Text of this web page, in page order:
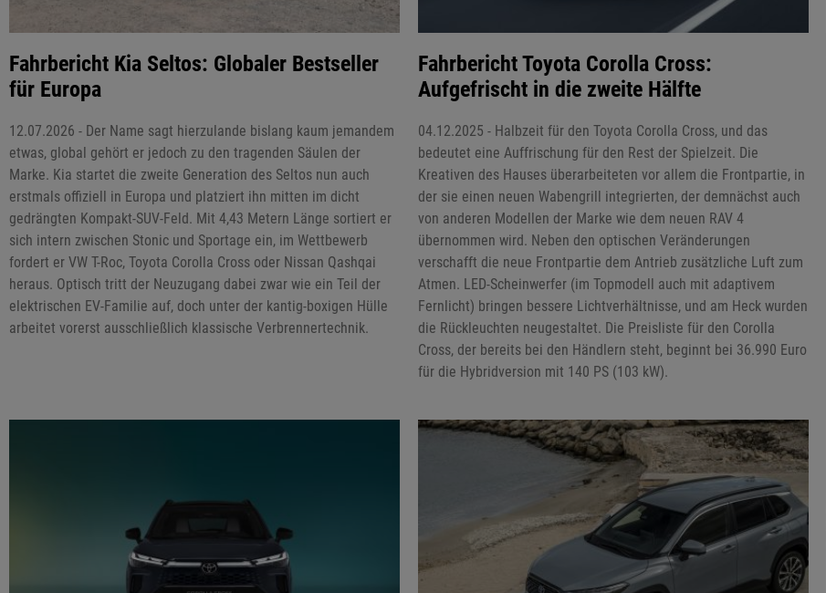
Fahrbericht Kia Seltos: Globaler Bestseller
für Europa
12.07.2026 - Der Name sagt hierzulande bislang kaum jemandem
etwas, global gehört er jedoch zu den tragenden Säulen der
Marke. Kia startet die zweite Generation des Seltos nun auch
erstmals offiziell in Europa und platziert ihn mitten im dicht
gedrängten Kompakt-SUV-Feld. Mit 4,43 Metern Länge sortiert er
sich intern zwischen Stonic und Sportage ein, im Wettbewerb
fordert er VW T-Roc, Toyota Corolla Cross oder Nissan Qashqai
heraus. Optisch tritt der Neuzugang dabei zwar wie ein Teil der
elektrischen EV-Familie auf, doch unter der kantig-boxigen Hülle
arbeitet vorerst ausschließlich klassische Verbrennertechnik.
Fahrbericht Toyota Corolla Cross:
Aufgefrischt in die zweite Hälfte
04.12.2025 - Halbzeit für den Toyota Corolla Cross, und das
bedeutet eine Auffrischung für den Rest der Spielzeit. Die
Kreativen des Hauses überarbeiteten vor allem die Frontpartie, in
der sie einen neuen Wabengrill integrierten, der demnächst auch
von anderen Modellen der Marke wie dem neuen RAV 4
übernommen wird. Neben den optischen Veränderungen
verschafft die neue Frontpartie dem Antrieb zusätzliche Luft zum
Atmen. LED-Scheinwerfer (im Topmodell auch mit adaptivem
Fernlicht) bringen bessere Lichtverhältnisse, und am Heck wurden
die Rückleuchten neugestaltet. Die Preisliste für den Corolla
Cross, der bereits bei den Händlern steht, beginnt bei 36.990 Euro
für die Hybridversion mit 140 PS (103 kW).